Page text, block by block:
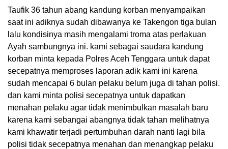
Taufik 36 tahun abang kandung korban menyampaikan
saat ini adiknya sudah dibawanya ke Takengon tiga bulan
lalu kondisinya masih mengalami troma atas perlakuan
Ayah sambungnya ini. kami sebagai saudara kandung
korban minta kepada Polres Aceh Tenggara untuk dapat
secepatnya memproses laporan adik kami ini karena
sudah mencapai 6 bulan pelaku belum juga di tahan polisi.
dan kami minta polisi secepatnya untuk dapatkan
menahan pelaku agar tidak menimbulkan masalah baru
karena kami sebangai abangnya tidak tahan melihatnya
kami khawatir terjadi pertumbuhan darah nanti lagi bila
polisi tidak secepatnya menahan dan menangkap pelaku